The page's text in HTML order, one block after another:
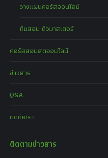
วางแผนคอร์สออนไลน์
ทีมสอน ติวมาสเตอร์
คอร์สสอนสดออนไลน์
ข่าวสาร
Q&A
ติดต่อเรา
ติดตามข่าวสาร